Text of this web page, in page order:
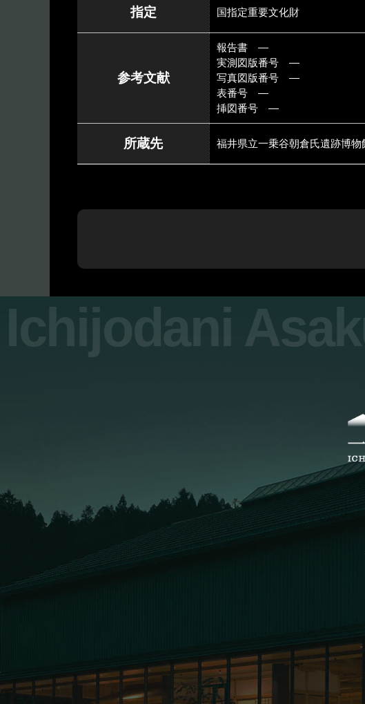
指定 国指定重要文化財
参考文献
報告書 ―
実測図版番号 ―
写真図版番号 ―
表番号 ―
挿図番号 ―
所蔵先 福井県立一乗谷朝倉氏遺跡博物
Ichijodani